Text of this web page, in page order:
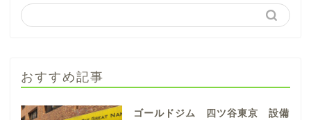
おすすめ記事
ゴールドジム 四ツ谷東京 設備